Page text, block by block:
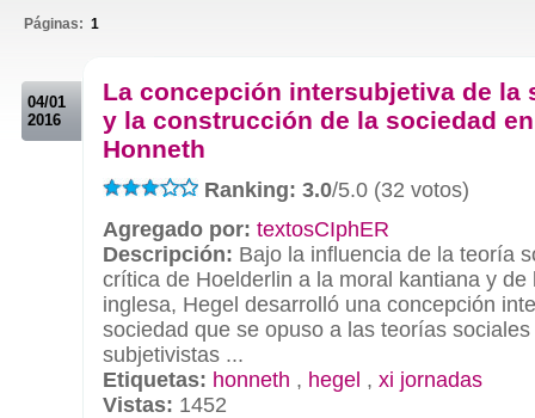
Páginas: 1
04/01
2016
La concepción intersubjetiva de la
y la construcción de la sociedad
Honneth
Ranking: 3.0/5.0 (32 votos)
Agregado por: textosCIphER
Descripción: Bajo la influencia de la teoría
crítica de Hoelderlin a la moral kantiana y
inglesa, Hegel desarrolló una concepción
sociedad que se opuso a las teorías
subjetivistas ...
Etiquetas: honneth , hegel , xi jornadas
Vistas: 1452